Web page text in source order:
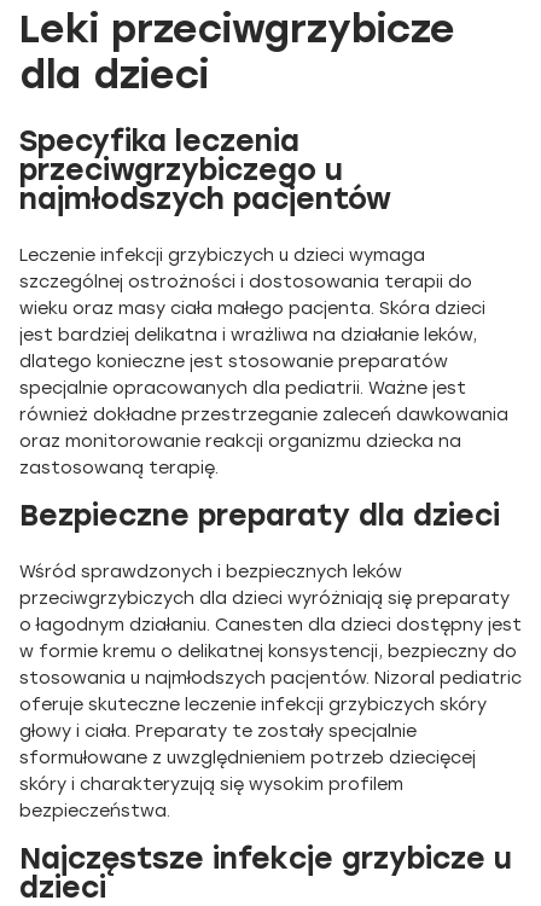
Leki przeciwgrzybicze
dla dzieci
Specyfika leczenia
przeciwgrzybiczego u
najmłodszych pacjentów
Leczenie infekcji grzybiczych u dzieci wymaga
szczególnej ostrożności i dostosowania terapii do
wieku oraz masy ciała małego pacjenta. Skóra dzieci
jest bardziej delikatna i wrażliwa na działanie leków,
dlatego konieczne jest stosowanie preparatów
specjalnie opracowanych dla pediatrii. Ważne jest
również dokładne przestrzeganie zaleceń dawkowania
oraz monitorowanie reakcji organizmu dziecka na
zastosowaną terapię.
Bezpieczne preparaty dla dzieci
Wśród sprawdzonych i bezpiecznych leków
przeciwgrzybiczych dla dzieci wyróżniają się preparaty
o łagodnym działaniu. Canesten dla dzieci dostępny jest
w formie kremu o delikatnej konsystencji, bezpieczny do
stosowania u najmłodszych pacjentów. Nizoral pediatric
oferuje skuteczne leczenie infekcji grzybiczych skóry
głowy i ciała. Preparaty te zostały specjalnie
sformułowane z uwzględnieniem potrzeb dziecięcej
skóry i charakteryzują się wysokim profilem
bezpieczeństwa.
Najczęstsze infekcje grzybicze u
dzieci